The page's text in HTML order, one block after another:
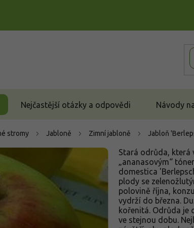
Nejčastější otázky a odpovědi Návody
stromy Jabloně Zimní jabloně Jabloň
Stará odrůda, která
„ananasovým“
domestica
plody se
polovině října,
vydrží do března.
kořenitá. Odrůda je
ve stejnou dobu.